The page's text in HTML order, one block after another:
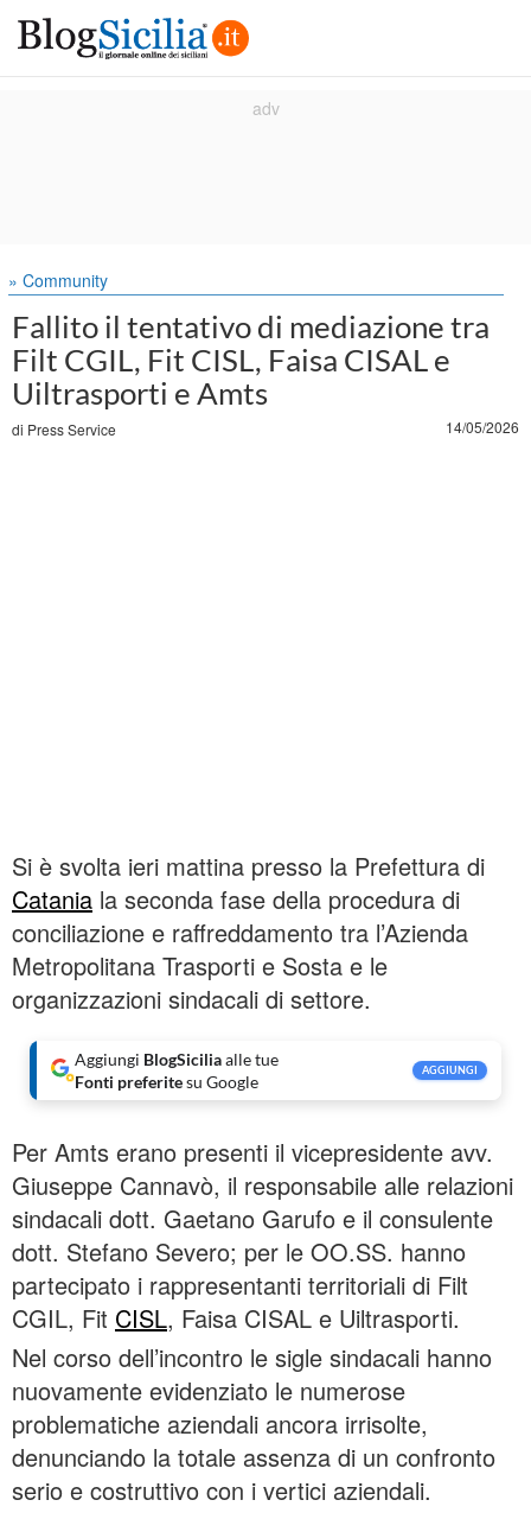
» Community
Fallito il tentativo di mediazione tra
Filt CGIL, Fit CISL, Faisa CISAL e
Uiltrasporti e Amts
di Press Service 14/05/2026
Si è svolta ieri mattina presso la Prefettura di
Catania la seconda fase della procedura di
conciliazione e raffreddamento tra l’Azienda
Metropolitana Trasporti e Sosta e le
organizzazioni sindacali di settore.
Aggiungi BlogSiciliaalle tue
Fonti preferitesu Google
AGGIUNGI
Per Amts erano presenti il vicepresidente avv.
Giuseppe Cannavò, il responsabile alle relazioni
sindacali dott. Gaetano Garufo e il consulente
dott. Stefano Severo; per le OO.SS. hanno
partecipato i rappresentanti territoriali di Filt
CGIL, Fit CISL, Faisa CISAL e Uiltrasporti.
Nel corso dell’incontro le sigle sindacali hanno
nuovamente evidenziato le numerose
problematiche aziendali ancora irrisolte,
denunciando la totale assenza di un confronto
serio e costruttivo con i vertici aziendali.